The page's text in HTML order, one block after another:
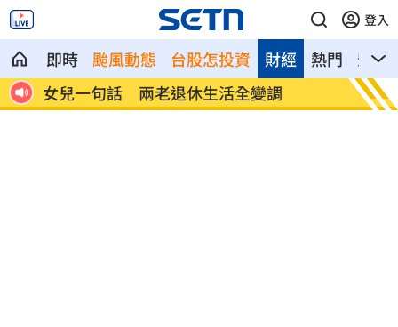
登入
即時 颱風動態 台股怎投資 熱門 影音
財經
女兒一句話 兩老退休生活全變調
記憶
襲